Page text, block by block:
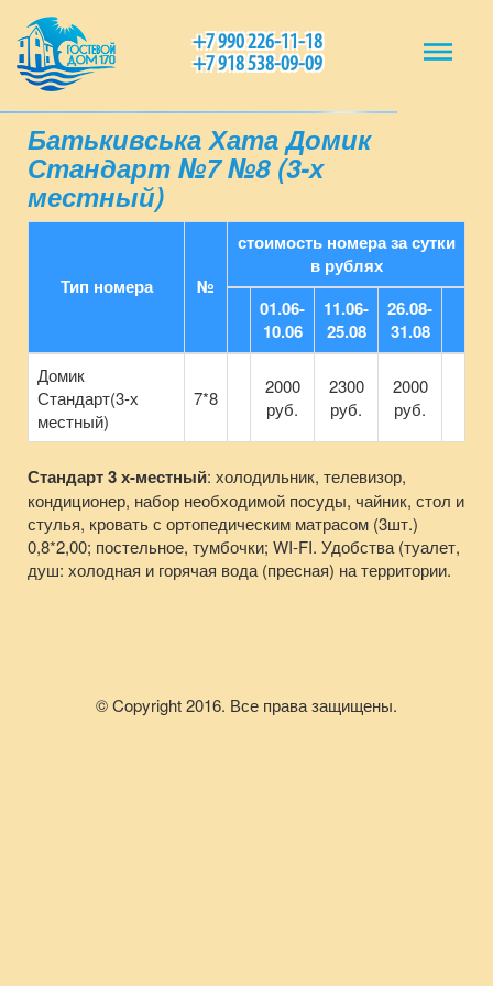
+7 990 226-11-18
+7 918 538-09-09
Батькивська Хата Домик
Стандарт №7 №8 (3-х
местный)
Тип номера №
стоимость номера за сутки
в рублях
01.06-
10.06
11.06-
25.08
26.08-
31.08
Домик
Стандарт(3-х
местный)
7*8
2000
руб.
2300
руб.
2000
руб.
Стандарт 3 х-местный: холодильник, телевизор,
кондиционер, набор необходимой посуды, чайник, стол и
стулья, кровать с ортопедическим матрасом (3шт.)
0,8*2,00; постельное, тумбочки; WI-FI. Удобства (туалет,
душ: холодная и горячая вода (пресная) на территории.
© Copyright 2016. Все права защищены.